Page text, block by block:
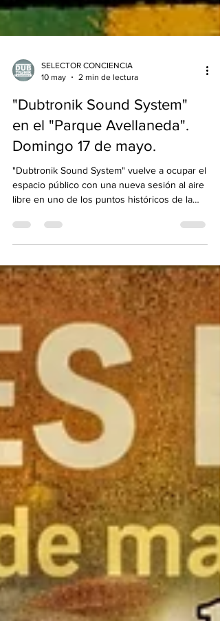
SELECTOR CONCIENCIA
"Dubtronik Sound System"
Domingo 17 de mayo.
"Dubtronik Sound System" vuelve a ocupar el
espacio público con una nueva sesión al aire
Avellaneda". En el marco de la celebración de
sus 10 años amplificando bass culture, la
crew prepara una jornada de encuentro,
música y comunidad donde el sound system
será nuevamente protagonista. Desde las
raíces jamaicanas hasta las plazas de Buenos
Aires, la cultura sound system representa
mucho más que pa